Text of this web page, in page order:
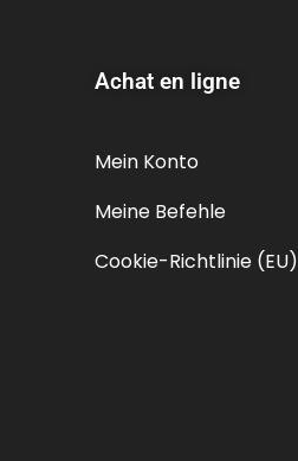
Achat en ligne
Mein Konto
Meine Befehle
Cookie-Richtlinie (EU)